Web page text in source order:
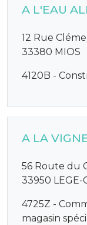
A L'EAU
12 Rue
33380 MIOS
4120B -
A LA
56 Route du
33950 LEGE-
4725Z -
magasin